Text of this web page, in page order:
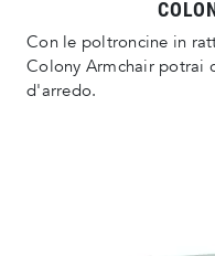
Con le poltroncine in
Colony Armchair potrai
d'arredo.